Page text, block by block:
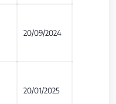
20/09/2024
20/01/2025